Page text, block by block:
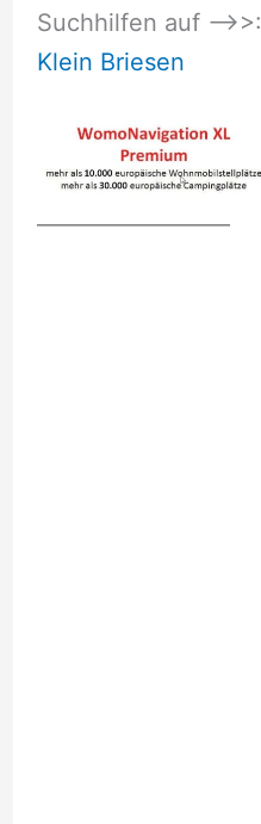
Suchhilfen auf –>>:
Klein Briesen